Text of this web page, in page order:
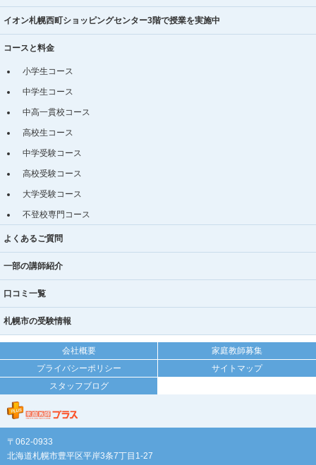
イオン札幌西町ショッピングセンター3階で授業を実施中
コースと料金
小学生コース
中学生コース
中高一貫校コース
高校生コース
中学受験コース
高校受験コース
大学受験コース
不登校専門コース
よくあるご質問
一部の講師紹介
口コミ一覧
札幌市の受験情報
会社概要
家庭教師募集
プライバシーポリシー
サイトマップ
スタッフブログ
〒062-0933
北海道札幌市豊平区平岸3条7丁目1-27